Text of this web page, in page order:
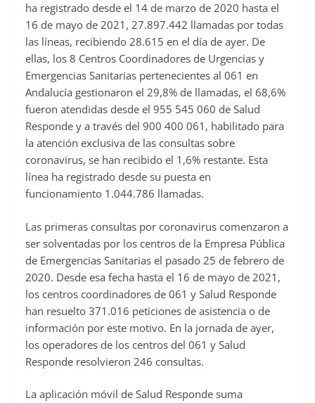
ha registrado desde el 14 de marzo de 2020 hasta el
16 de mayo de 2021, 27.897.442 llamadas por todas
las líneas, recibiendo 28.615 en el día de ayer. De
ellas, los 8 Centros Coordinadores de Urgencias y
Emergencias Sanitarias pertenecientes al 061 en
Andalucía gestionaron el 29,8% de llamadas, el 68,6%
fueron atendidas desde el 955 545 060 de Salud
Responde y a través del 900 400 061, habilitado para
la atención exclusiva de las consultas sobre
coronavirus, se han recibido el 1,6% restante. Esta
línea ha registrado desde su puesta en
funcionamiento 1.044.786 llamadas.
Las primeras consultas por coronavirus comenzaron a
ser solventadas por los centros de la Empresa Pública
de Emergencias Sanitarias el pasado 25 de febrero de
2020. Desde esa fecha hasta el 16 de mayo de 2021,
los centros coordinadores de 061 y Salud Responde
han resuelto 371.016 peticiones de asistencia o de
información por este motivo. En la jornada de ayer,
los operadores de los centros del 061 y Salud
Responde resolvieron 246 consultas.
La aplicación móvil de Salud Responde suma